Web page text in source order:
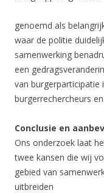
genoemd als
waar de politie
samenwerking
een
van
burgerrechercheurs
Conclusie en
Ons onderzoek laat
twee kansen die wij
gebied van
uitbreiden